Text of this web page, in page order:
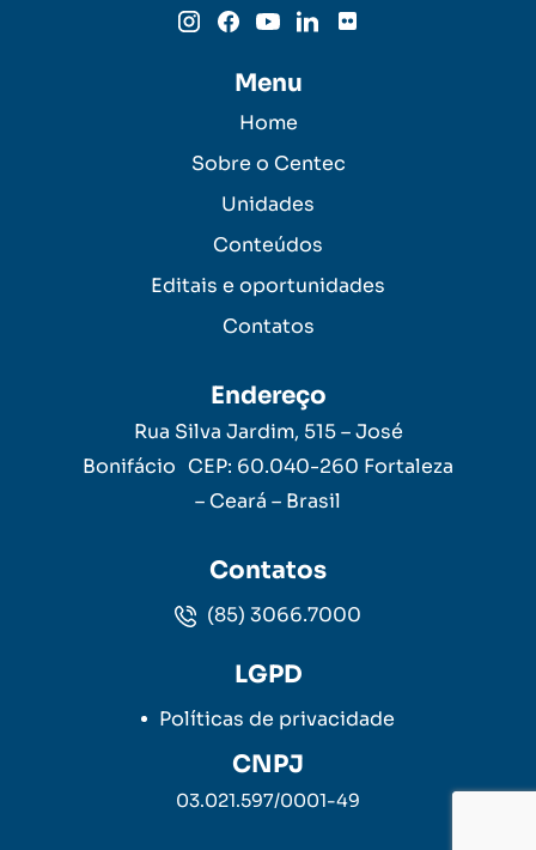
Menu
Home
Sobre o Centec
Unidades
Conteúdos
Editais e oportunidades
Contatos
Endereço
Rua Silva Jardim, 515 – José
Bonifácio CEP: 60.040-260 Fortaleza
– Ceará – Brasil
Contatos
(85) 3066.7000
LGPD
Políticas de privacidade
CNPJ
03.021.597/0001-49